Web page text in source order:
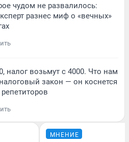
чудом не развалилось:
разнес миф о «вечных»
налог возьмут с 4000. Что нам
закон — он коснется
МНЕНИЕ